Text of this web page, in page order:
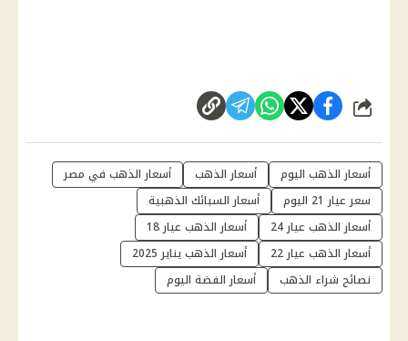
شارك
أسعار الذهب اليوم أسعار الذهب
أسعار الذهب في مصر
سعر عيار 21 اليوم
أسعار السبائك الذهبية
أسعار الذهب عيار 24
أسعار الذهب عيار 18
أسعار الذهب عيار 22
أسعار الذهب يناير 2025
نصائح شراء الذهب
أسعار الفضة اليوم